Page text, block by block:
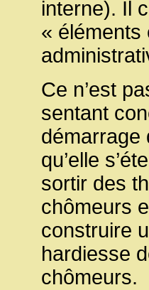
interne). Il
« éléments
Ce n’est
sentant
démarrage
qu’elle
sortir des
chômeurs
construire
hardiesse
chômeurs.